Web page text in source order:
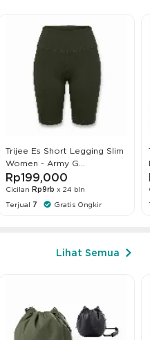
Trijee Es Short Legging Slim
Women - Army G...
Rp199,000
Cicilan Rp9rb x 24 bln
Terjual 7 Gratis Ongkir
Lihat Semua